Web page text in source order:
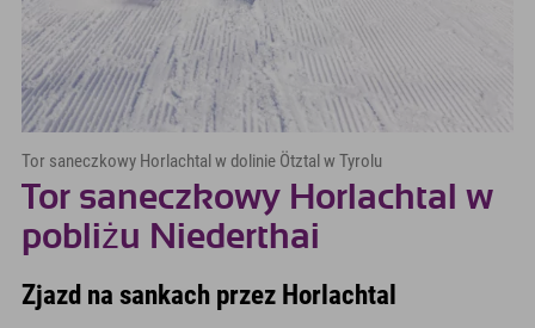
Tor saneczkowy Horlachtal w dolinie Ötztal w Tyrolu
Tor saneczkowy Horlachtal w
pobliżu Niederthai
Zjazd na sankach przez Horlachtal